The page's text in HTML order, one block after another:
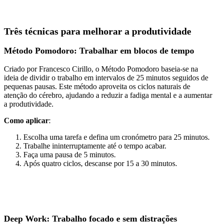
Três técnicas para melhorar a produtividade
Método Pomodoro: Trabalhar em blocos de tempo
Criado por Francesco Cirillo, o Método Pomodoro baseia-se na
ideia de dividir o trabalho em intervalos de 25 minutos seguidos de
pequenas pausas. Este método aproveita os ciclos naturais de
atenção do cérebro, ajudando a reduzir a fadiga mental e a aumentar
a produtividade.
Como aplicar:
Escolha uma tarefa e defina um cronómetro para 25 minutos.
Trabalhe ininterruptamente até o tempo acabar.
Faça uma pausa de 5 minutos.
Após quatro ciclos, descanse por 15 a 30 minutos.
Deep Work: Trabalho focado e sem distrações